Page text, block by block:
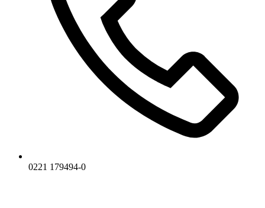
0221 179494-0